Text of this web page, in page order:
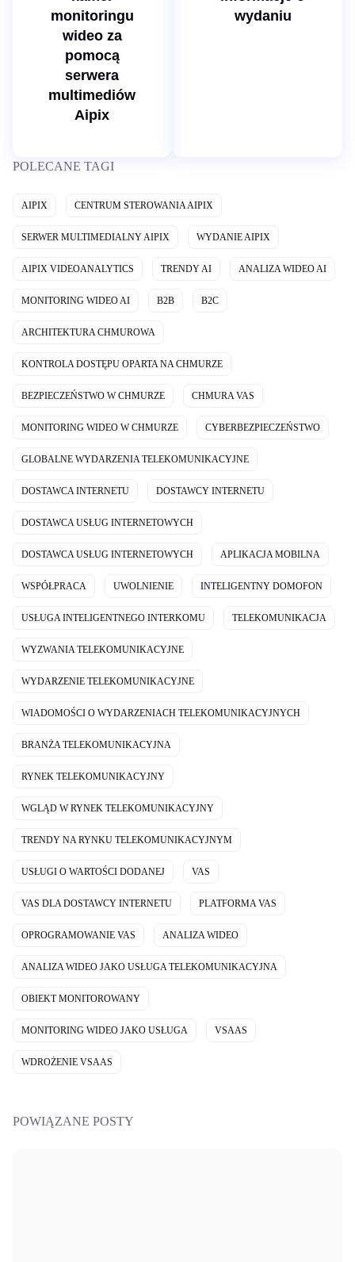
monitoringu
wideo za
pomocą
serwera
multimediów
Aipix
wydaniu
POLECANE TAGI
AIPIX CENTRUM STEROWANIA AIPIX
SERWER MULTIMEDIALNY AIPIX WYDANIE AIPIX
AIPIX VIDEOANALYTICS TRENDY AI ANALIZA WIDEO AI
MONITORING WIDEO AI B2B B2C
ARCHITEKTURA CHMUROWA
KONTROLA DOSTĘPU OPARTA NA CHMURZE
BEZPIECZEŃSTWO W CHMURZE CHMURA VAS
MONITORING WIDEO W CHMURZE CYBERBEZPIECZEŃSTWO
GLOBALNE WYDARZENIA TELEKOMUNIKACYJNE
DOSTAWCA INTERNETU DOSTAWCY INTERNETU
DOSTAWCA USŁUG INTERNETOWYCH
DOSTAWCA USŁUG INTERNETOWYCH APLIKACJA MOBILNA
WSPÓŁPRACA UWOLNIENIE INTELIGENTNY DOMOFON
USŁUGA INTELIGENTNEGO INTERKOMU TELEKOMUNIKACJA
WYZWANIA TELEKOMUNIKACYJNE
WYDARZENIE TELEKOMUNIKACYJNE
WIADOMOŚCI O WYDARZENIACH TELEKOMUNIKACYJNYCH
BRANŻA TELEKOMUNIKACYJNA
RYNEK TELEKOMUNIKACYJNY
WGLĄD W RYNEK TELEKOMUNIKACYJNY
TRENDY NA RYNKU TELEKOMUNIKACYJNYM
USŁUGI O WARTOŚCI DODANEJ VAS
VAS DLA DOSTAWCY INTERNETU PLATFORMA VAS
OPROGRAMOWANIE VAS ANALIZA WIDEO
ANALIZA WIDEO JAKO USŁUGA TELEKOMUNIKACYJNA
OBIEKT MONITOROWANY
MONITORING WIDEO JAKO USŁUGA VSAAS
WDROŻENIE VSAAS
POWIĄZANE POSTY